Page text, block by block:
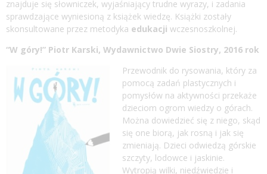
znajduje się słowniczek, wyjaśniający trudne wyrazy, i zadania
sprawdzające wyniesioną z książek wiedzę. Książki zostały
skonsultowane przez metodyka edukacji wczesnoszkolnej.
“W góry!” Piotr Karski, Wydawnictwo Dwie Siostry, 2016 rok
Przewodnik do rysowania, który za
pomocą zadań plastycznych i
pomysłów na aktywności przekaże
dzieciom ogrom wiedzy o górach.
Można dowiedzieć się z niego, skąd
się one biorą, jak rosną i jak się
zmieniają. Dzieci odwiedzą górskie
szczyty, lodowce i jaskinie.
Wytropią wilki, niedźwiedzie i